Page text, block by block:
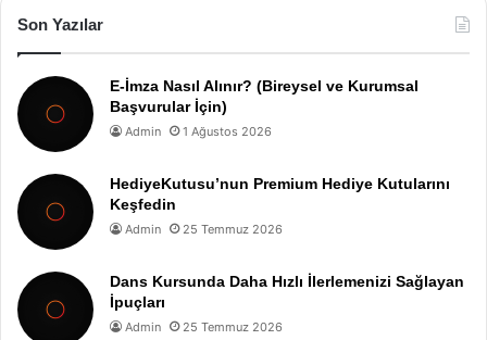
Son Yazılar
E-İmza Nasıl Alınır? (Bireysel ve Kurumsal
Başvurular İçin)
Admin 1 Ağustos 2026
HediyeKutusu’nun Premium Hediye Kutularını
Keşfedin
Admin 25 Temmuz 2026
Dans Kursunda Daha Hızlı İlerlemenizi Sağlayan
İpuçları
Admin 25 Temmuz 2026